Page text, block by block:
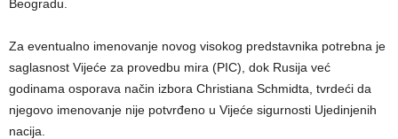
Beogradu.
Za eventualno imenovanje novog visokog predstavnika potrebna je
saglasnost Vijeće za provedbu mira (PIC), dok Rusija već
godinama osporava način izbora Christiana Schmidta, tvrdeći da
njegovo imenovanje nije potvrđeno u Vijeće sigurnosti Ujedinjenih
nacija.